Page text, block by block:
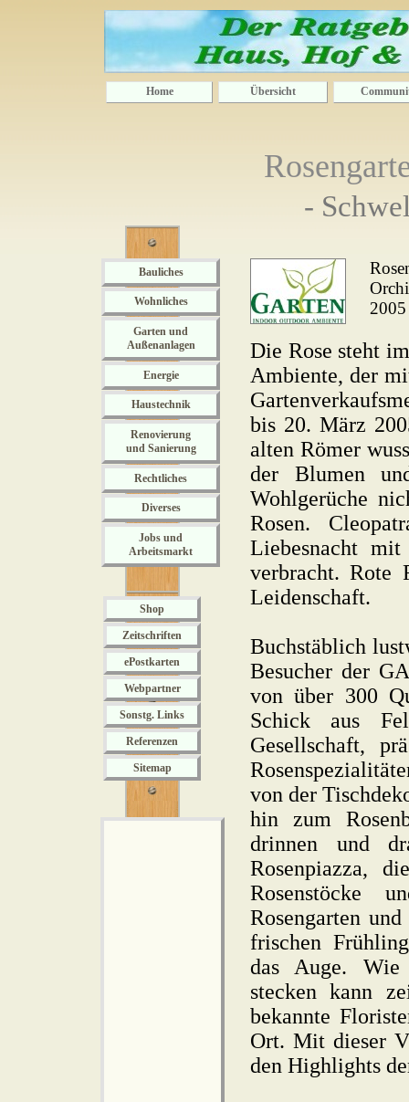
Home Übersicht
-
Bauliches
Wohnliches
Garten und
Außenanlagen
Energie
Haustechnik
Renovierung
und Sanierung
Rechtliches
Diverses
Jobs und
Arbeitsmarkt
Shop
Zeitschriften
ePostkarten
Webpartner
Sonstg. Links
Referenzen
Sitemap
2005
Die Rose steht
Ambiente, der
bis 20. März
alten Römer
der Blumen
Wohlgerüche
Rosen.
Liebesnacht
verbracht. Rote
Leidenschaft.
Buchstäblich
Besucher der
von über 300
Schick aus
Gesellschaft,
von der
hin zum
drinnen und
Rosenpiazza,
Rosenstöcke
Rosengarten
frischen
das Auge. Wie
stecken kann
bekannte
Ort. Mit dieser
den Highlights